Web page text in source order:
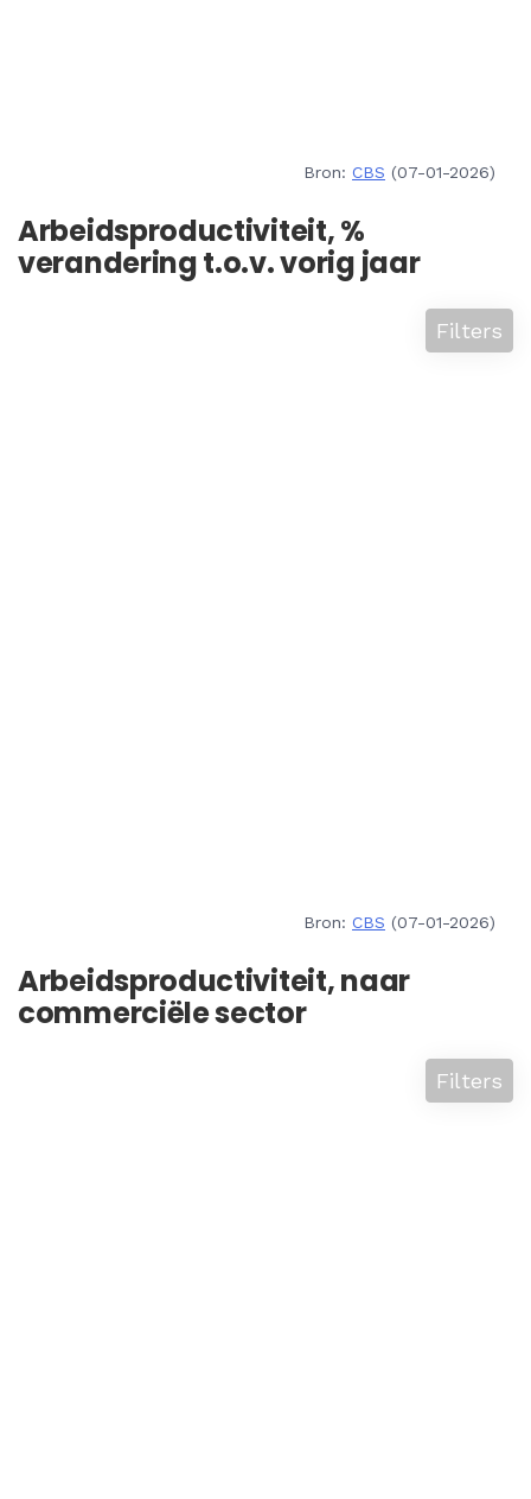
Bron: CBS (07-01-2026)
Arbeidsproductiviteit, %
verandering t.o.v. vorig jaar
Filters
Bron: CBS (07-01-2026)
Arbeidsproductiviteit, naar
commerciële sector
Filters